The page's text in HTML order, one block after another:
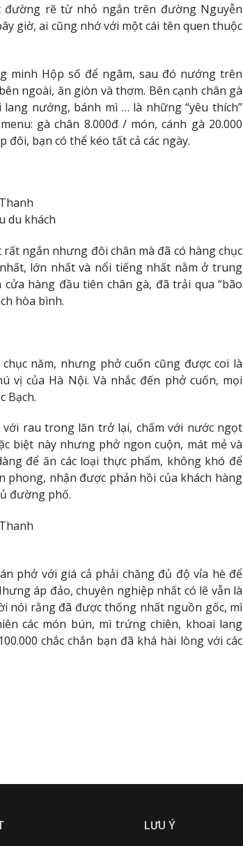
đường rẽ từ nhỏ ngắn trên đường Nguyễn
giờ, ai cũng nhớ với một cái tên quen thuộc
minh Hộp số để ngâm, sau đó nướng trên
ngoài, ăn giòn và thơm. Bên cạnh chân gà
nướng, bánh mì … là những “yêu thích”
gà chân 8.000đ / món, cánh gà 20.000
bạn có thể kéo tất cả các ngày.
du khách
ngắn nhưng đôi chân mà đã có hàng chục
lớn nhất và nổi tiếng nhất nằm ở trung
hàng đầu tiên chân gà, đã trải qua “bão
hòa bình.
năm, nhưng phở cuốn cũng được coi là
của Hà Nội. Và nhắc đến phở cuốn, mọi
Bạch.
rau trong lăn trở lại, chấm với nước ngọt
biệt này nhưng phở ngon cuộn, mát mẻ và
để ăn các loại thực phẩm, không khó để
phong, nhận được phản hồi của khách hàng
đường phố.
phở với giá cả phải chăng đủ độ vỉa hè để
áp đảo, chuyên nghiệp nhất có lẽ vẫn là
nói rằng đã được thống nhất nguồn gốc, mì
các món bún, mì trứng chiên, khoai lang
chắc chắn bạn đã khá hài lòng với các
LƯU Ý